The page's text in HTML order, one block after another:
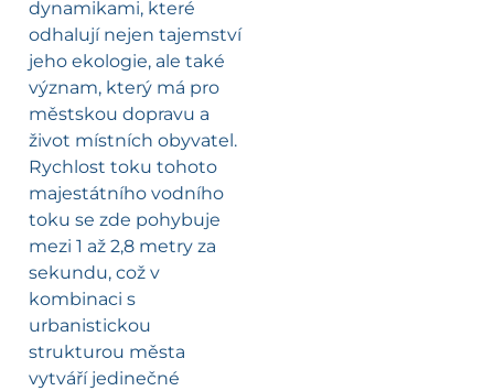
dynamikami, které
odhalují nejen tajemství
jeho ekologie, ale také
význam, který má pro
městskou dopravu a
život místních obyvatel.
Rychlost toku tohoto
majestátního vodního
toku se zde pohybuje
mezi 1 až 2,8 metry za
sekundu, což v
kombinaci s
urbanistickou
strukturou města
vytváří jedinečné